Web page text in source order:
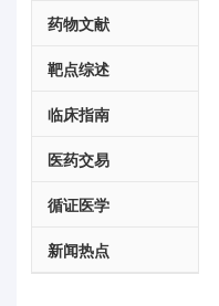
药物文献
靶点综述
临床指南
医药交易
循证医学
新闻热点